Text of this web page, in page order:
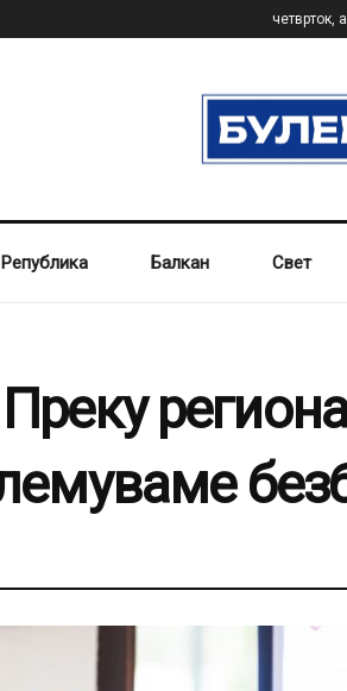
четврток,
Република Балкан Свет